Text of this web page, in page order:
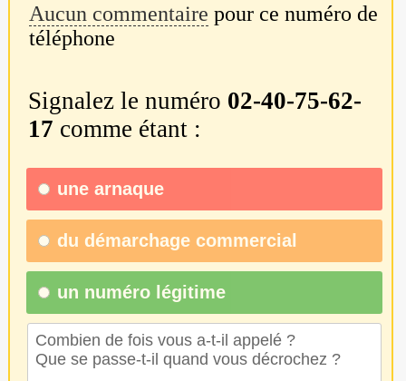
Aucun commentaire pour ce numéro de
téléphone
Signalez le numéro 02-40-75-62-
17 comme étant :
une arnaque
du démarchage commercial
un numéro légitime